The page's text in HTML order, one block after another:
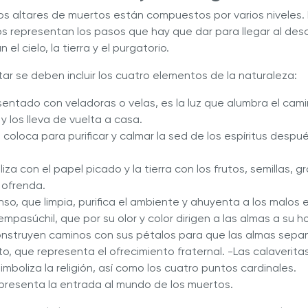
altares de muertos están compuestos por varios niveles.
representan los pasos que hay que dar para llegar al
el cielo, la tierra y el purgatorio.
se deben incluir los cuatro elementos de la naturaleza:
con veladoras o velas, es la luz que alumbra el
los lleva de vuelta a casa.
coloca para purificar y calmar la sed de los espíritus
con el papel picado y la tierra con los frutos, semillas,
que limpia, purifica el ambiente y ahuyenta a los malos
que por su olor y color dirigen a las almas a su
caminos con sus pétalos para que las almas
que representa el ofrecimiento fraternal. -Las
la religión, así como los cuatro puntos cardinales.
la entrada al mundo de los muertos.